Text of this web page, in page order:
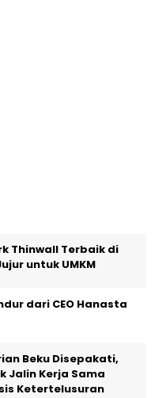
Thinwall Terbaik di
untuk UMKM
dari CEO Hanasta
Beku Disepakati,
Jalin Kerja Sama
Ketertelusuran